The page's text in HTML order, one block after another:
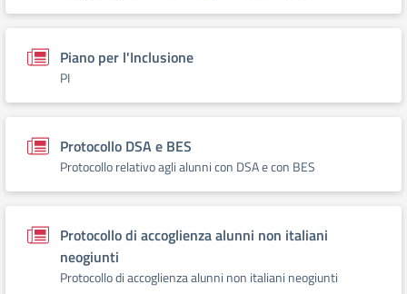
Piano per l'Inclusione
PI
Protocollo DSA e BES
Protocollo relativo agli alunni con DSA e con BES
Protocollo di accoglienza alunni non italiani
neogiunti
Protocollo di accoglienza alunni non italiani neogiunti